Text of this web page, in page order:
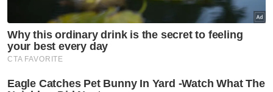
Tahun ini saya lihat junior semakin meningkat
dan itu kelebihan untuk pasukan meraih
pingat, insya-ALLAH kalau ada rezeki,”
katanya.
Artikel Berkaitan: